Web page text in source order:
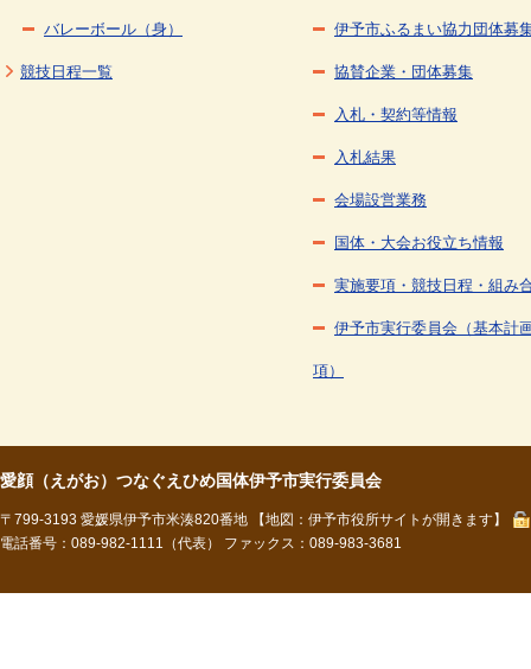
バレーボール（身）
競技日程一覧
伊予市ふるまい協力団体募
協賛企業・団体募集
入札・契約等情報
入札結果
会場設営業務
国体・大会お役立ち情報
実施要項・競技日程・組み
伊予市実行委員会（基本計
項）
愛顔（えがお）つなぐえひめ国体伊予市実行委員会
〒799-3193 愛媛県伊予市米湊820番地
【地図：伊予市役所サイトが開きます】
電話番号：089-982-1111（代表） ファックス：089-983-3681